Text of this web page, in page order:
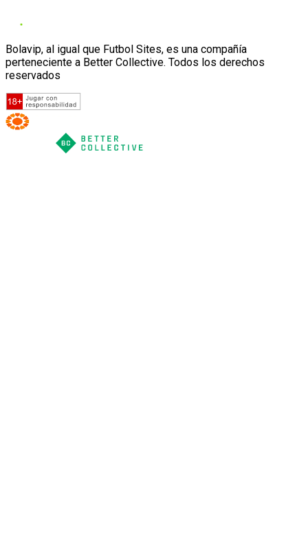
Bolavip, al igual que Futbol Sites, es una compañía
perteneciente a Better Collective. Todos los derechos
reservados